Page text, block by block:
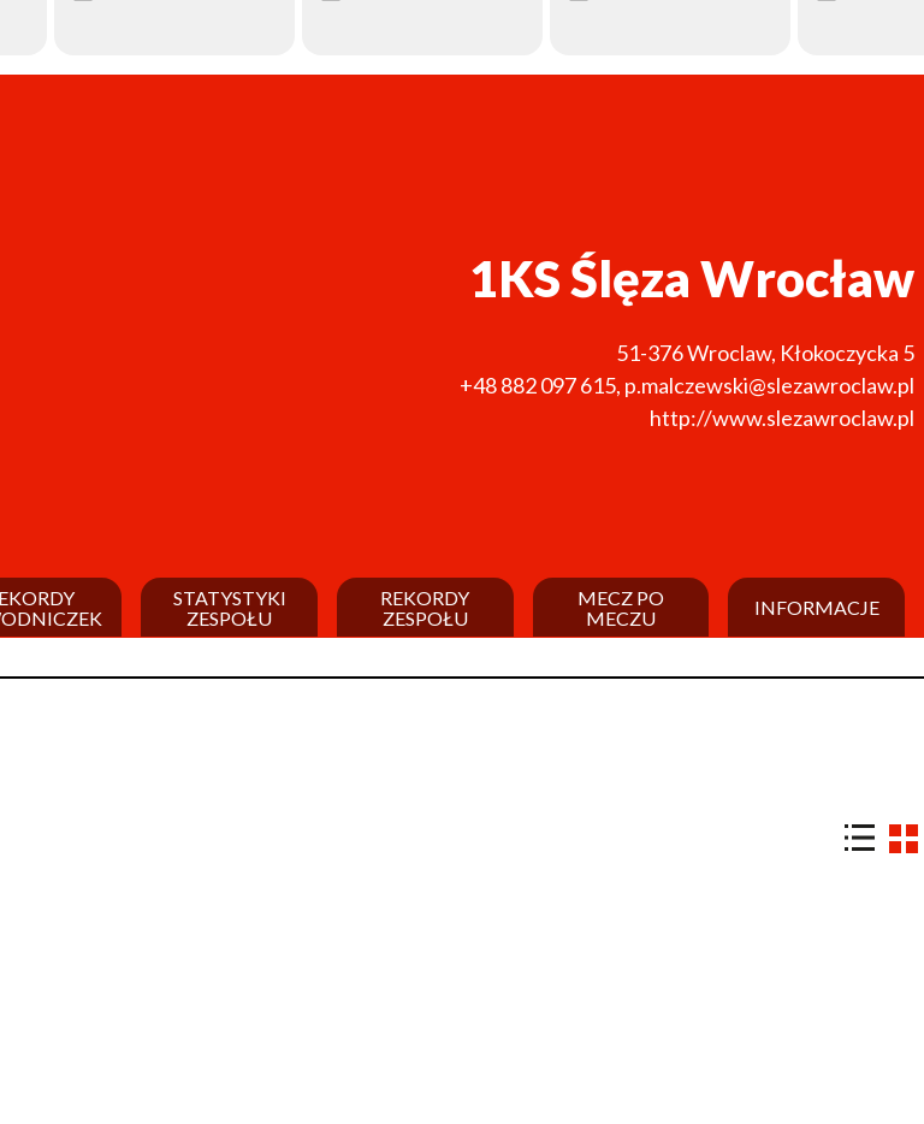
1KS Ślęza Wrocław
51-376Wroclaw, Kłokoczycka 5
+48 882 097 615, p.malczewski@slezawroclaw.pl
http://www.slezawroclaw.pl
STATYSTYKI
ZESPOŁU
REKORDY
ZESPOŁU
MECZ PO
MECZU
INFORMACJE